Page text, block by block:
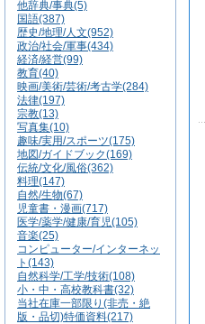
他辞典/事典(5)
国語(387)
歴史/地理/人文(952)
政治/社会/軍事(434)
経済/経営(99)
教育(40)
映画/美術/芸術/考古学(284)
法律(197)
宗教(13)
写真集(10)
趣味/実用/スポーツ(175)
地図/ガイドブック(169)
伝統/文化/風俗(362)
料理(147)
自然/生物(67)
児童書・漫画(717)
医学/薬学/健康/育児(105)
音楽(25)
コンピューター/インターネッ
ト(143)
自然科学/工学/技術(108)
小・中・高校教科書(32)
当社在庫一部限り(非売・絶
版・品切)特価資料(217)